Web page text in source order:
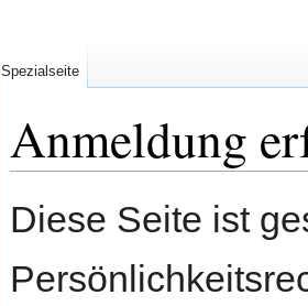
Anmeldung
Navigation
Suche
Diese Seite ist
Spezialseite